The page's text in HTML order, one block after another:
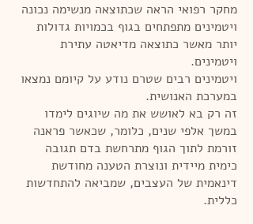
מחקר רפואי הראה שכתוצאה מנשימה נכונה
ויטמינים מתפתחים בגוף בכמויות גדולות
יותר מאשר כתוצאה מדיאטה עתירת
ויטמינים.
ויטמינים רבים שטרם נודע על קיומם נמצאו
במערכת האנושית.
זה רק בא לאושש את מה שיוגים לימדו
במשך אלפי שנים, כלומר, שכאשר פראנה
זורמת לתוך הגוף מתרחשת בדם תגובה
כימית מיידית ונוצרת הטענה מחודשת
דינאמית של העצבים, שמביאה להתחדשות
כללית.